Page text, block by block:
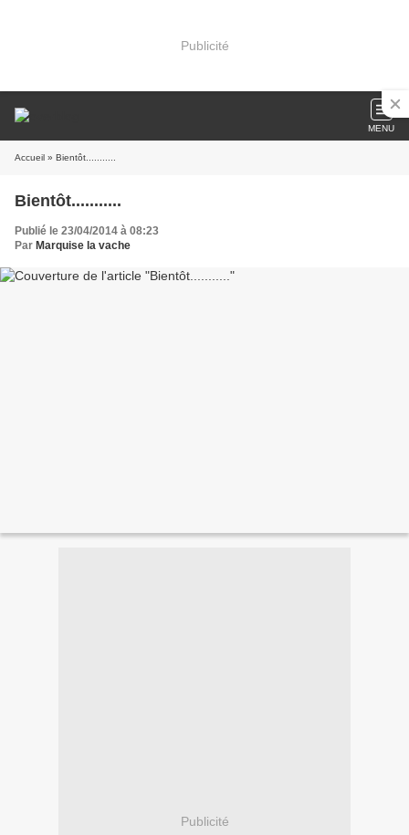
Publicité
MENU
Accueil » Bientôt...........
Bientôt...........
Publié le 23/04/2014 à 08:23
Par Marquise la vache
Publicité